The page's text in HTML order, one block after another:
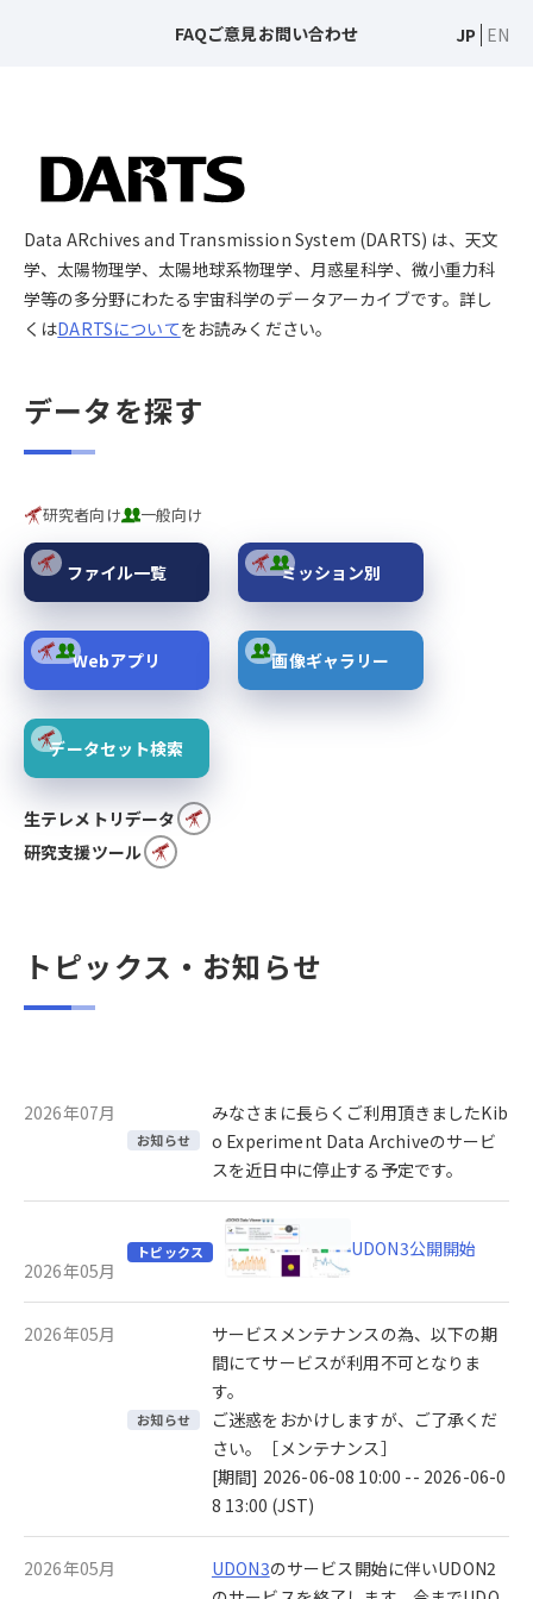
FAQご意見お問い合わせ JP EN
Data ARchives and Transmission System (DARTS) は、天文
学、太陽物理学、太陽地球系物理学、月惑星科学、微小重力科
学等の多分野にわたる宇宙科学のデータアーカイブです。詳し
くはDARTSについてをお読みください。
データを探す
研究者向け 一般向け
ファイル一覧 ミッション別
Webアプリ 画像ギャラリー
データセット検索
生テレメトリデータ
研究支援ツール
トピックス・お知らせ
2026年07月
お知らせ
みなさまに長らくご利用頂きましたKib
o Experiment Data Archiveのサービ
スを近日中に停止する予定です。
2026年05月
トピックス UDON3公開開始
2026年05月
お知らせ
サービスメンテナンスの為、以下の期
間にてサービスが利用不可となりま
す。
ご迷惑をおかけしますが、ご了承くだ
さい。［メンテナンス］
[期間] 2026-06-08 10:00 -- 2026-06-0
8 13:00 (JST)
2026年05月 UDON3のサービス開始に伴いUDON2